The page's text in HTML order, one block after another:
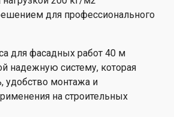
для профессионального
для фасадных работ 40 м
надежную систему, которая
удобство монтажа и
на строительных